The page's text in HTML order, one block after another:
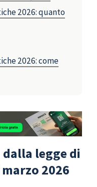
2026: quanto
2026: come
legge di
2026